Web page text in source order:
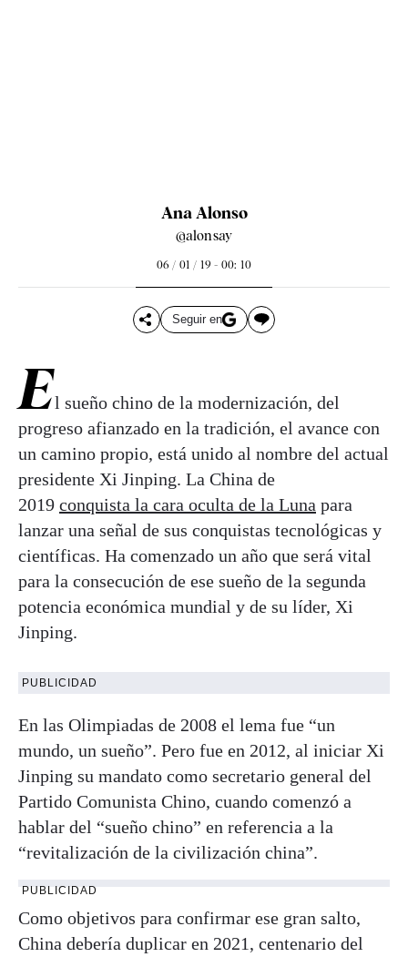
Ana Alonso
@alonsay
06 / 01 / 19 - 00: 10
Seguir en
El sueño chino de la modernización, del
progreso afianzado en la tradición, el avance con
un camino propio, está unido al nombre del actual
presidente Xi Jinping. La China de
2019 conquista la cara oculta de la Luna para
lanzar una señal de sus conquistas tecnológicas y
científicas. Ha comenzado un año que será vital
para la consecución de ese sueño de la segunda
potencia económica mundial y de su líder, Xi
Jinping.
PUBLICIDAD
En las Olimpiadas de 2008 el lema fue “un
mundo, un sueño”. Pero fue en 2012, al iniciar Xi
Jinping su mandato como secretario general del
Partido Comunista Chino, cuando comenzó a
hablar del “sueño chino” en referencia a la
“revitalización de la civilización china”.
PUBLICIDAD
Como objetivos para confirmar ese gran salto,
China debería duplicar en 2021, centenario del